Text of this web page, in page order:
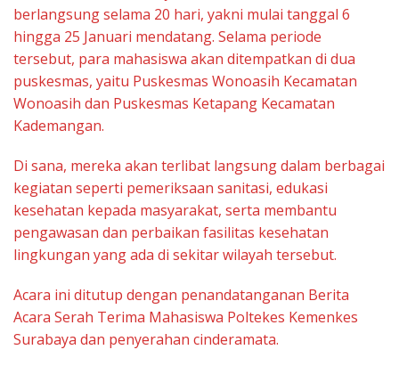
berlangsung selama 20 hari, yakni mulai tanggal 6
hingga 25 Januari mendatang. Selama periode
tersebut, para mahasiswa akan ditempatkan di dua
puskesmas, yaitu Puskesmas Wonoasih Kecamatan
Wonoasih dan Puskesmas Ketapang Kecamatan
Kademangan.
Di sana, mereka akan terlibat langsung dalam berbagai
kegiatan seperti pemeriksaan sanitasi, edukasi
kesehatan kepada masyarakat, serta membantu
pengawasan dan perbaikan fasilitas kesehatan
lingkungan yang ada di sekitar wilayah tersebut.
Acara ini ditutup dengan penandatanganan Berita
Acara Serah Terima Mahasiswa Poltekes Kemenkes
Surabaya dan penyerahan cinderamata.